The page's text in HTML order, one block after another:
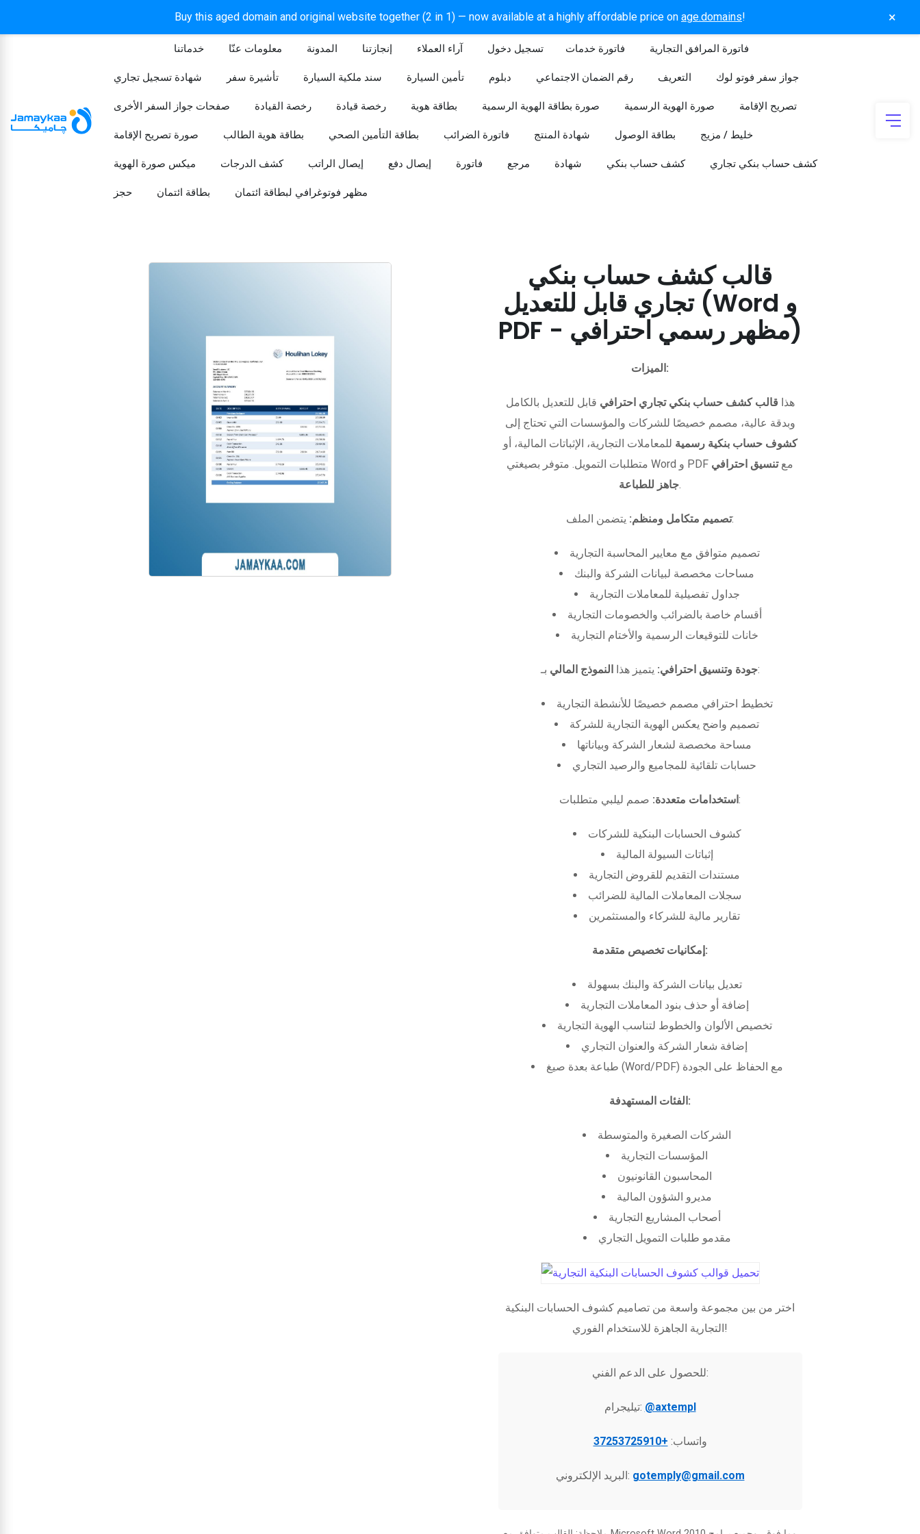
Buy this aged domain and original website together (2 in 1) — now available at a highly affordable price on age.domains! ×
خدماتنا معلومات عنّا المدونة إنجازتنا آراء العملاء تسجيل دخول​ فاتورة خدمات فاتورة المرافق التجارية
شهادة تسجيل تجاري تأشيرة سفر سند ملكية السيارة تأمين السيارة دبلوم رقم الضمان الاجتماعي التعريف جواز سفر فوتو لوك
صفحات جواز السفر الأخرى رخصة القيادة رخصة قيادة بطاقة هوية صورة بطاقة الهوية الرسمية صورة الهوية الرسمية تصريح الإقامة
صورة تصريح الإقامة بطاقة هوية الطالب بطاقة التأمين الصحي فاتورة الضرائب شهادة المنتج بطاقة الوصول خليط / مزيج
ميكس صورة الهوية كشف الدرجات إيصال الراتب إيصال دفع فاتورة مرجع شهادة كشف حساب بنكي كشف حساب بنكي تجاري
حجز بطاقة ائتمان مظهر فوتوغرافي لبطاقة ائتمان
قالب كشف حساب بنكي
تجاري قابل للتعديل (Word و
PDF - مظهر رسمي احترافي)
الميزات:
هذا قالب كشف حساب بنكي تجاري احترافي قابل للتعديل بالكامل
وبدقة عالية، مصمم خصيصًا للشركات والمؤسسات التي تحتاج إلى
كشوف حساب بنكية رسمية للمعاملات التجارية، الإثباتات المالية، أو
متطلبات التمويل. متوفر بصيغتي Word و PDF معتنسيق احترافي
جاهز للطباعة.
تصميم متكامل ومنظم:يتضمن الملف:
تصميم متوافق مع معايير المحاسبة التجارية
مساحات مخصصة لبيانات الشركة والبنك
جداول تفصيلية للمعاملات التجارية
أقسام خاصة بالضرائب والخصومات التجارية
خانات للتوقيعات الرسمية والأختام التجارية
جودة وتنسيق احترافي: يتميز هذا النموذج المالي بـ:
تخطيط احترافي مصمم خصيصًا للأنشطة التجارية
تصميم واضح يعكس الهوية التجارية للشركة
مساحة مخصصة لشعار الشركة وبياناتها
حسابات تلقائية للمجاميع والرصيد التجاري
استخدامات متعددة:صمم ليلبي متطلبات:
كشوف الحسابات البنكية للشركات
إثباتات السيولة المالية
مستندات التقديم للقروض التجارية
سجلات المعاملات المالية للضرائب
تقارير مالية للشركاء والمستثمرين
إمكانيات تخصيص متقدمة:
تعديل بيانات الشركة والبنك بسهولة
إضافة أو حذف بنود المعاملات التجارية
تخصيص الألوان والخطوط لتناسب الهوية التجارية
إضافة شعار الشركة والعنوان التجاري
طباعة بعدة صيغ (Word/PDF) مع الحفاظ على الجودة
الفئات المستهدفة:
الشركات الصغيرة والمتوسطة
المؤسسات التجارية
المحاسبون القانونيون
مديرو الشؤون المالية
أصحاب المشاريع التجارية
مقدمو طلبات التمويل التجاري
اختر من بين مجموعة واسعة من تصاميم كشوف الحسابات البنكية
التجارية الجاهزة للاستخدام الفوري!
للحصول على الدعم الفني:
تيليجرام: @axtempl
واتساب: +37253725910
البريد الإلكتروني: gotemply@gmail.com